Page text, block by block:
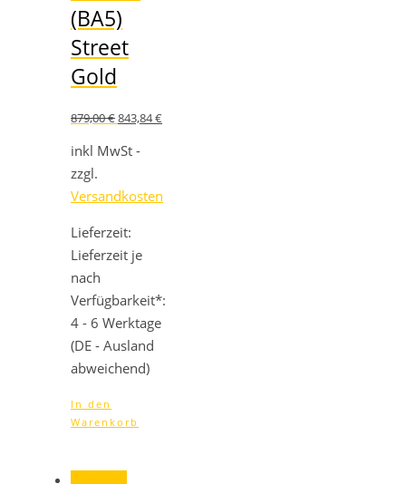
(BA5)
Street
Gold
879,00€ Ursprünglicher
war:
843,84€Aktueller
inkl MwSt -
zzgl.
Versandkosten
Lieferzeit:
Lieferzeit je
nach
Verfügbarkeit*:
4 - 6 Werktage
(DE - Ausland
abweichend)
In den
Warenkorb